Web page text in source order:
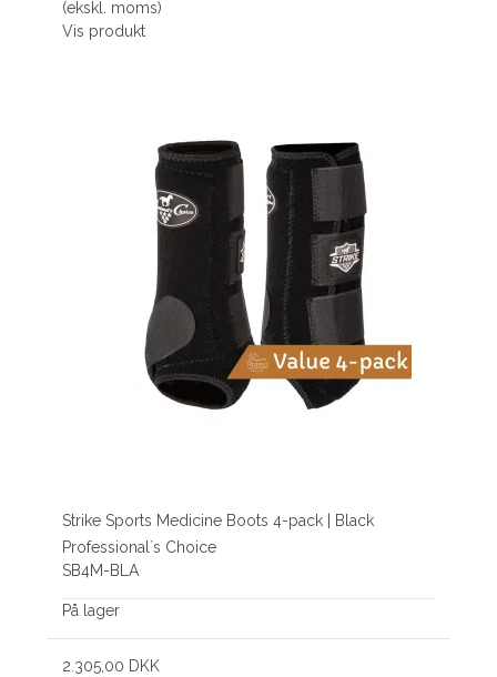
(ekskl. moms)
Vis produkt
Strike Sports Medicine Boots 4-pack | Black
Professional´s Choice
SB4M-BLA
På lager
2.305,00 DKK